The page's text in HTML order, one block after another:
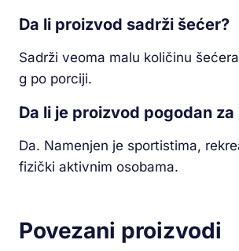
Da li proizvod sadrži šećer?
Sadrži veoma malu količinu
g po porciji.
Da li je proizvod pogodan
Da. Namenjen je sportistima,
fizički aktivnim osobama.
Povezani proizvodi